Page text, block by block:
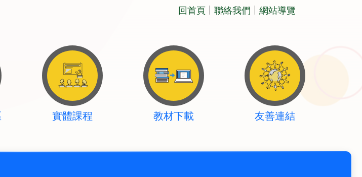
回首頁 聯絡我們 網站導覽
實體課程 教材下載 友善連結